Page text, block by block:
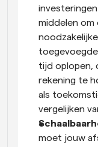
middelen
tijd oplopen,
rekening te
als
vergelijken
moet jouw